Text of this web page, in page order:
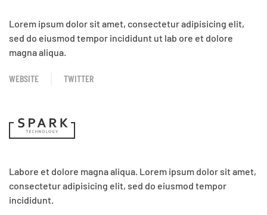
Lorem ipsum dolor sit amet, consectetur adipisicing elit,
sed do eiusmod tempor incididunt ut lab ore et dolore
magna aliqua.
WEBSITE TWITTER
Labore et dolore magna aliqua. Lorem ipsum dolor sit amet,
consectetur adipisicing elit, sed do eiusmod tempor
incididunt.